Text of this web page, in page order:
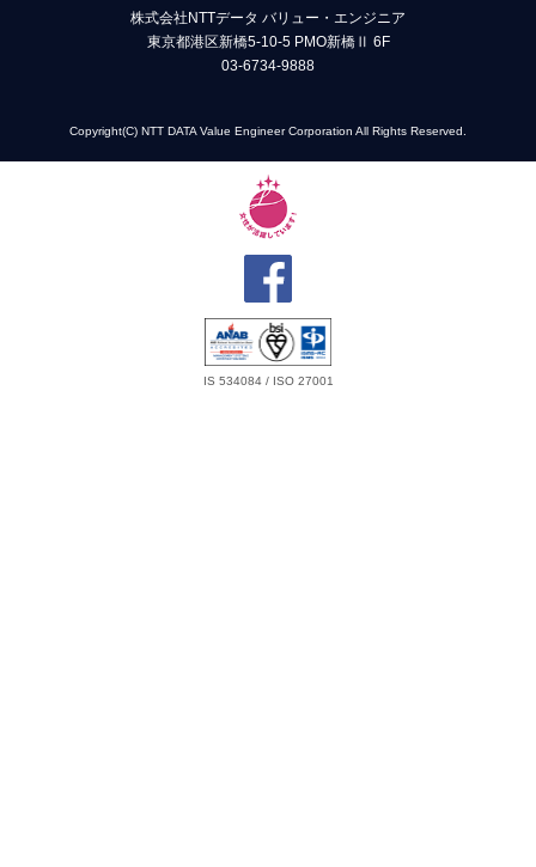
株式会社NTTデータ バリュー・エンジニア
東京都港区新橋5-10-5 PMO新橋Ⅱ 6F
03-6734-9888
Copyright(C) NTT DATA Value Engineer Corporation All Rights Reserved.
IS 534084 / ISO 27001